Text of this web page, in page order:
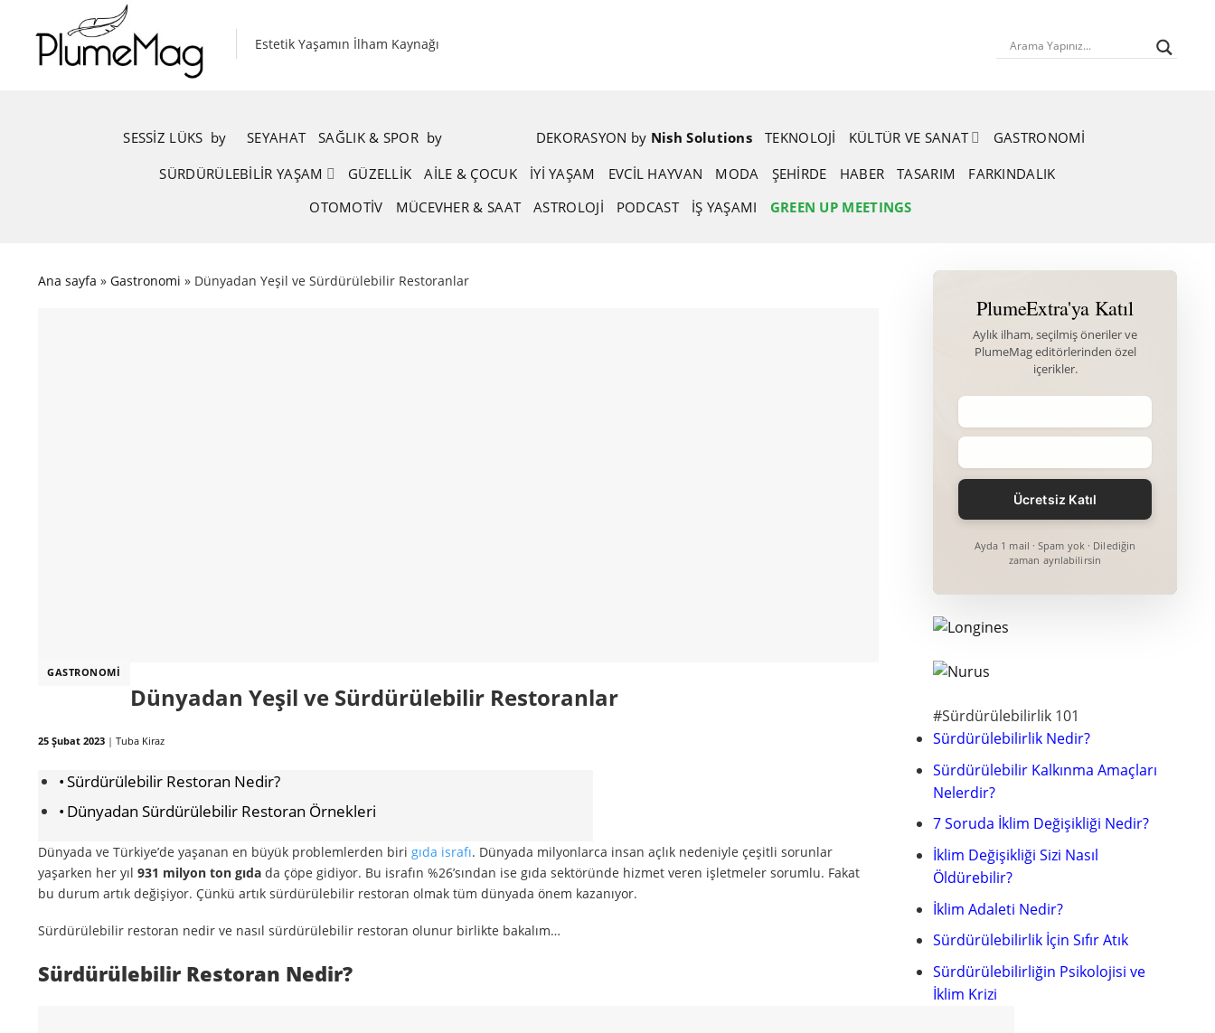
content
Estetik Yaşamın İlham Kaynağı
SESSIZ LÜKS by SEYAHAT SAĞLIK & SPOR by DEKORASYON by Nish Solutions TEKNOLOJI KÜLTÜR VE SANAT
GASTRONOMI
SÜRDÜRÜLEBILIR YAŞAM
GÜZELLIK AİLE & ÇOCUK İYİ YAŞAM EVCIL HAYVAN MODA ŞEHIRDE HABER TASARIM
FARKINDALIK
OTOMOTIV
MÜCEVHER & SAAT ASTROLOJI PODCAST İŞ YAŞAMI GREEN UP MEETINGS
Ana sayfa » Gastronomi » Dünyadan Yeşil ve Sürdürülebilir Restoranlar
GASTRONOMI
Dünyadan Yeşil ve Sürdürülebilir Restoranlar
25 Şubat 2023 | Tuba Kiraz
Sürdürülebilir Restoran Nedir?
Dünyadan Sürdürülebilir Restoran Örnekleri
Dünyada ve Türkiye’de yaşanan en büyük problemlerden biri gıda israfı. Dünyada milyonlarca insan açlık nedeniyle çeşitli sorunlar
yaşarken her yıl 931 milyon ton gıda da çöpe gidiyor. Bu israfın %26’sından ise gıda sektöründe hizmet veren işletmeler sorumlu. Fakat
bu durum artık değişiyor. Çünkü artık sürdürülebilir restoran olmak tüm dünyada önem kazanıyor.
Sürdürülebilir restoran nedir ve nasıl sürdürülebilir restoran olunur birlikte bakalım…
Sürdürülebilir Restoran Nedir?
PlumeExtra'ya Katıl
Aylık ilham, seçilmiş öneriler ve
PlumeMag editörlerinden özel
içerikler.
Ayda 1 mail · Spam yok · Dilediğin
zaman ayrılabilirsin
#Sürdürülebilirlik 101
Sürdürülebilirlik Nedir?
Sürdürülebilir Kalkınma Amaçları
Nelerdir?
7 Soruda İklim Değişikliği Nedir?
İklim Değişikliği Sizi Nasıl
Öldürebilir?
İklim Adaleti Nedir?
Sürdürülebilirlik İçin Sıfır Atık
Sürdürülebilirliğin Psikolojisi ve
İklim Krizi